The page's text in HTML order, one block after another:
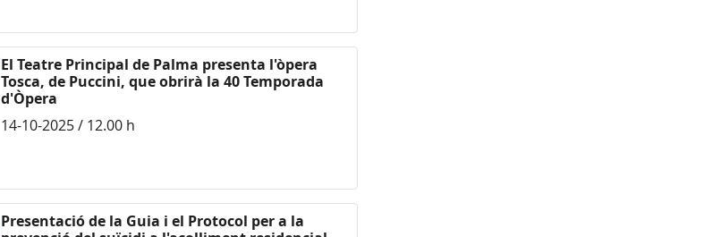
El Teatre Principal de Palma presenta l'òpera
Tosca, de Puccini, que obrirà la 40 Temporada
d'Òpera
14-10-2025 / 12.00 h
Presentació de la Guia i el Protocol per a la